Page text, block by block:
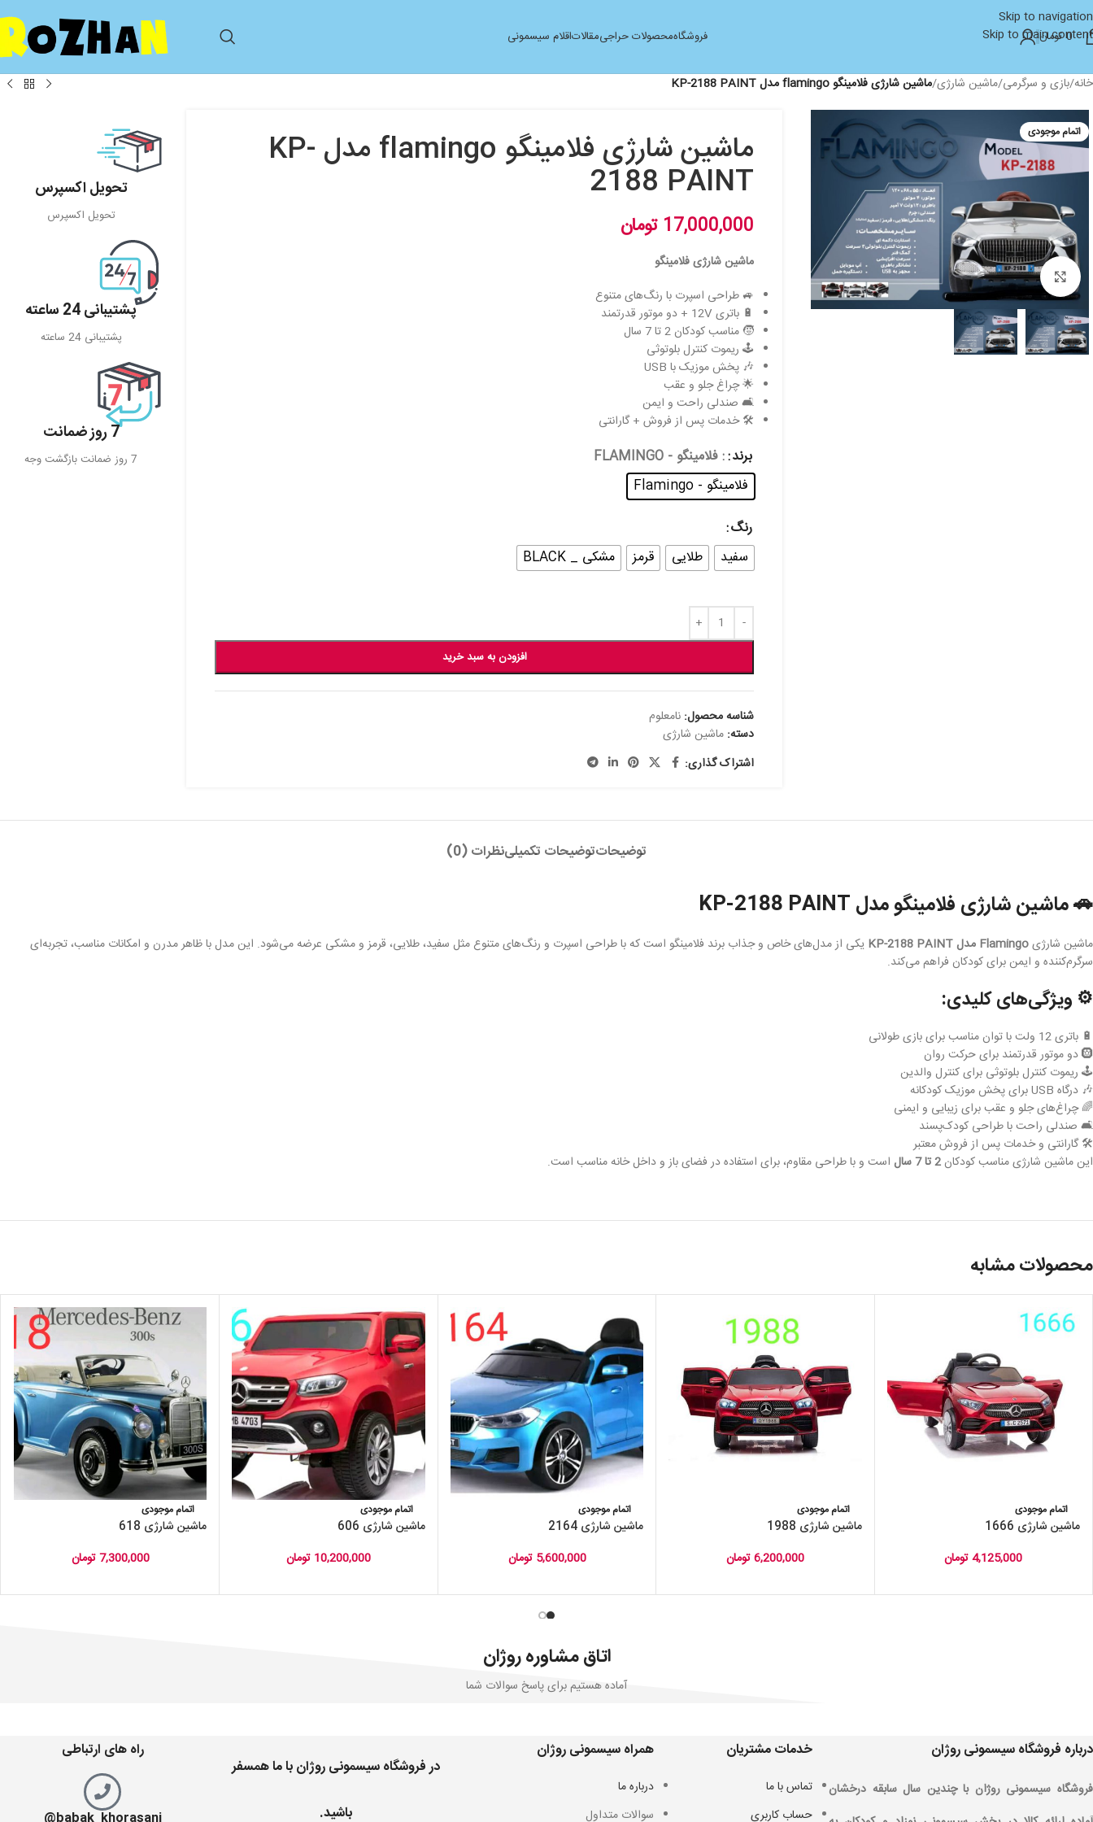
Skip to navigation
Skip to main content
0تومان فروشگاهمحصولات حراجیمقالاتاقلام سیسمونی
خانه/بازی و سرگرمی/ماشین شارژی/ماشین شارژی فلامینگو flamingo مدل KP-2188 PAINT
اتمام موجودی
بزرگنمایی تصویر
ماشین شارژی فلامینگو flamingo مدل KP-
2188 PAINT
17,000,000 تومان
ماشین شارژی فلامینگو
🚙 طراحی اسپرت با رنگ‌های متنوع
🔋 باتری 12V + دو موتور قدرتمند
🧒 مناسب کودکان 2 تا 7 سال
🕹️ ریموت کنترل بلوتوثی
🎶 پخش موزیک با USB
🌟 چراغ جلو و عقب
🛋️ صندلی راحت و ایمن
🛠️ خدمات پس از فروش + گارانتی
برند : فلامینگو - FLAMINGO
فلامینگو - Flamingo
رنگ
سفید
طلایی قرمز مشکی _ BLACK
افزودن به سبد خرید
شناسه محصول: نامعلوم
دسته: ماشین شارژی
اشتراک گذاری:
تحویل اکسپرس
تحویل اکسپرس
پشتیبانی 24 ساعته
پشتیبانی 24 ساعته
7 روز ضمانت
7 روز ضمانت بازگشت وجه
توضیحاتتوضیحات تکمیلینظرات (0)
🚗 ماشین شارژی فلامینگو مدل KP-2188 PAINT
ماشین شارژیFlamingo مدل KP-2188 PAINT
یکی از مدل‌های خاص و جذاب برند فلامینگو است که با طراحی اسپرت و رنگ‌های متنوع مثل سفید، طلایی، قرمز و مشکی عرضه می‌شود. این مدل با ظاهر مدرن و امکانات مناسب، تجربه‌ای
سرگرم‌کننده و ایمن برای کودکان فراهم می‌کند.
⚙️ ویژگی‌های کلیدی:
🔋 باتری 12 ولت با توان مناسب برای بازی طولانی
🛞 دو موتور قدرتمند برای حرکت روان
🕹️ ریموت کنترل بلوتوثی برای کنترل والدین
🎶 درگاه USB برای پخش موزیک کودکانه
🌈 چراغ‌های جلو و عقب برای زیبایی و ایمنی
🛋️ صندلی راحت با طراحی کودک‌پسند
🛠️ گارانتی و خدمات پس از فروش معتبر
این ماشین شارژی مناسب کودکان 2 تا 7 سال است و با طراحی مقاوم، برای استفاده در فضای باز و داخل خانه مناسب است.
محصولات مشابه
اتمام موجودی
ماشین شارژی 1666
4,125,000تومان
اتمام موجودی
ماشین شارژی 1988
6,200,000تومان
اتمام موجودی
ماشین شارژی 2164
5,600,000 تومان
اتمام موجودی
ماشین شارژی 606
10,200,000 تومان
اتمام موجودی
ماشین شارژی 618
7,300,000تومان
اتاق مشاوره روژان
آماده هستیم برای پاسخ سوالات شما
درباره فروشگاه سیسمونی روژان
فروشگاه سیسمونی روژان با چندین سال سابقه درخشان
خدمات مشتریان
تماس با ما
حساب کاربری
همراه سیسمونی روژان
درباره ما
سوالات متداول
در فروشگاه سیسمونی روژان با ما همسفر
باشید.
راه های ارتباطی